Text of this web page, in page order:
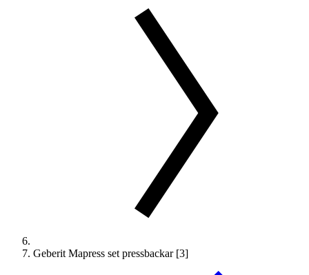
Geberit Mapress set pressbackar [3]